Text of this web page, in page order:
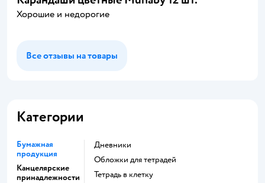
Хорошие и недорогие
Все отзывы на товары
Категории
Бумажная
продукция
Канцелярские
принадлежности
Дневники
Обложки для тетрадей
Тетрадь в клетку